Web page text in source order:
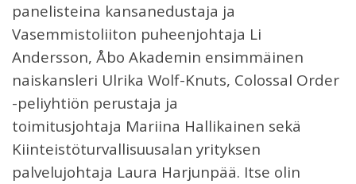
panelisteina kansanedustaja ja
Vasemmistoliiton puheenjohtaja Li
Andersson, Åbo Akademin ensimmäinen
naiskansleri Ulrika Wolf-Knuts, Colossal Order
-peliyhtiön perustaja ja
toimitusjohtaja Mariina Hallikainen sekä
Kiinteistöturvallisuusalan yrityksen
palvelujohtaja Laura Harjunpää. Itse olin